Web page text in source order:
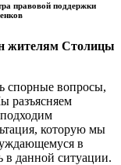
правовой поддержки
жителям Столицы
спорные вопросы,
разъясняем
которую мы
в
в данной ситуации.